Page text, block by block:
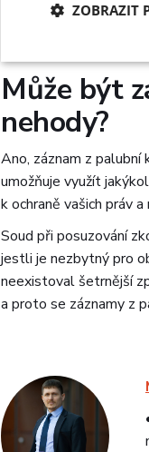
není nezbytný.
Může být
nehody?
Ano, záznam z palubní
umožňuje využít
k ochraně vašich práv
Soud při posuzování
jestli je nezbytný pro
neexistoval šetrnější
a proto se záznamy z
ZOBRAZIT
Nezbytně
Nezbytně nutné
stránky nelze bez
Název
Název
Název
Název
Y291bnRlcg